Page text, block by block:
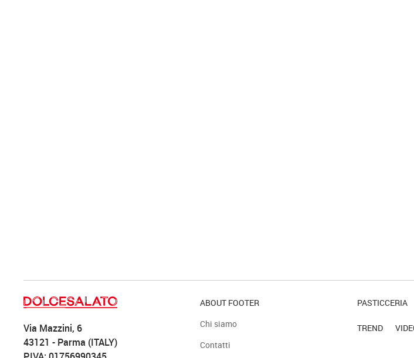
Via Mazzini, 6
43121 - Parma (ITALY)
ABOUT FOOTER
Chi siamo
Contatti
PASTICCERIA
TREND